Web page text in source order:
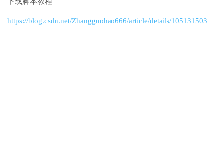
下载脚本教程
https://blog.csdn.net/Zhangguohao666/article/details/105131503